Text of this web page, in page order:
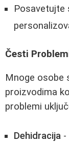
Posavetujte
Česti
Mnoge osobe
proizvodima
problemi
Dehidracija -